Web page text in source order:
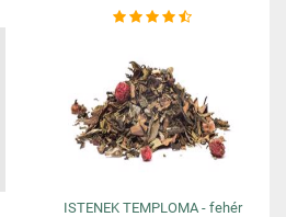
ISTENEK TEMPLOMA - fehér